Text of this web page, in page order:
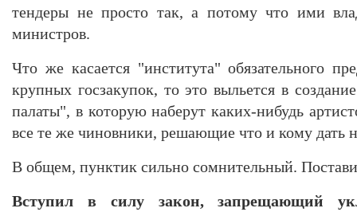
тендеры не просто так, а потому что ими
министров.
Что же касается "института" обязательного
крупных госзакупок, то это выльется в
палаты", в которую наберут каких-нибудь
все те же чиновники, решающие что и кому дать
В общем, пунктик сильно сомнительный.
Вступил в силу закон, запрещающий